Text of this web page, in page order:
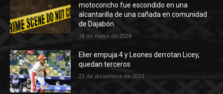
motoconcho fue escondido en una
alcantarilla de una cañada en comunidad
de Dajabón.
18 de mayo de 2024
Elier empuja 4 y Leones derrotan Licey,
quedan terceros
23 de diciembre de 2023